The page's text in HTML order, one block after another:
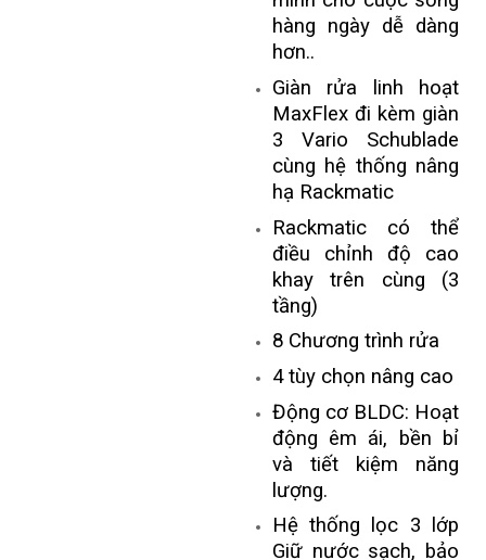
hàng ngày dễ dàng
hơn..
Giàn rửa linh hoạt
MaxFlex đi kèm giàn
3 Vario Schublade
cùng hệ thống nâng
hạ Rackmatic
Rackmatic có thể
điều chỉnh độ cao
khay trên cùng (3
tầng)
8 Chương trình rửa
4 tùy chọn nâng cao
Động cơ BLDC: Hoạt
động êm ái, bền bỉ
và tiết kiệm năng
lượng.
Hệ thống lọc 3 lớp
Giữ nước sạch, bảo